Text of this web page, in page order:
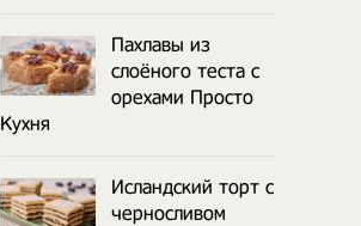
Пахлавы из
слоёного теста с
орехами Просто
Кухня
Исландский торт с
черносливом